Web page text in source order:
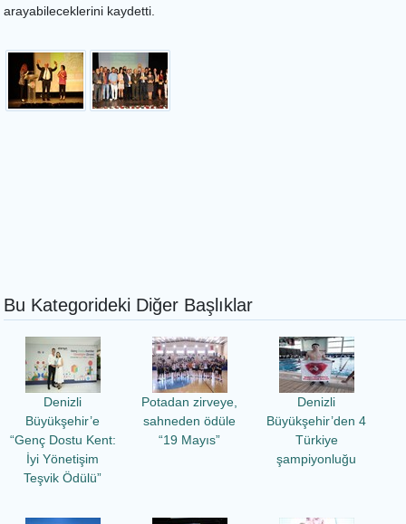
arayabileceklerini kaydetti.
Bu Kategorideki Diğer Başlıklar
Denizli
Büyükşehir’e
“Genç Dostu Kent:
İyi Yönetişim
Teşvik Ödülü”
Potadan zirveye,
sahneden ödüle
“19 Mayıs”
Denizli
Büyükşehir’den 4
Türkiye
şampiyonluğu